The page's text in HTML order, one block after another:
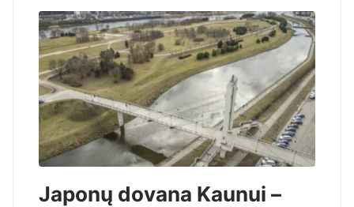
Japonų dovana Kaunui –